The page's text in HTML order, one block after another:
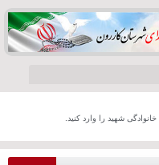
شهید را وارد کنید.